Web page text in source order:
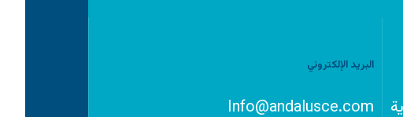
البريد الإلكتروني
Info@andalusce.com